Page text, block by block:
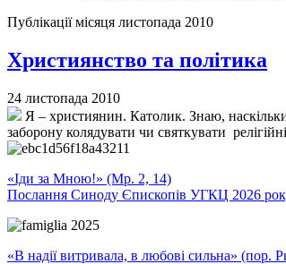
Публікації місяця листопада 2010
Християнство та політика
24 листопада 2010
Я – християнин. Католик. Знаю,
заборону колядувати чи святкувати
«Іди за Мною!» (Мр. 2, 14)
Послання Синоду Єпископів УГКЦ 2026
«В надії витривала, в любові сильна»